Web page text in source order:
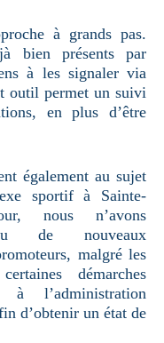
à grands pas.
bien présents par
à les signaler via
outil permet un suivi
en plus d’être
également au sujet
sportif à Sainte-
nous n’avons
de nouveaux
malgré les
démarches
à l’administration
d’obtenir un état de